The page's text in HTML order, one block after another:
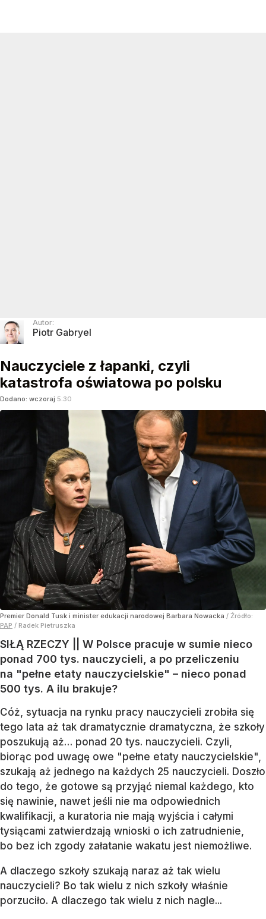
Autor:
Piotr Gabryel
Nauczyciele z łapanki, czyli
katastrofa oświatowa po polsku
Dodano: wczoraj 5:30
Premier Donald Tusk i minister edukacji narodowej Barbara Nowacka / Źródło:
PAP / Radek Pietruszka
SIŁĄ RZECZY || W Polsce pracuje w sumie nieco
ponad 700 tys. nauczycieli, a po przeliczeniu
na "pełne etaty nauczycielskie" – nieco ponad
500 tys. A ilu brakuje?
Cóż, sytuacja na rynku pracy nauczycieli zrobiła się
tego lata aż tak dramatycznie dramatyczna, że szkoły
poszukują aż… ponad 20 tys. nauczycieli. Czyli,
biorąc pod uwagę owe "pełne etaty nauczycielskie",
szukają aż jednego na każdych 25 nauczycieli. Doszło
do tego, że gotowe są przyjąć niemal każdego, kto
się nawinie, nawet jeśli nie ma odpowiednich
kwalifikacji, a kuratoria nie mają wyjścia i całymi
tysiącami zatwierdzają wnioski o ich zatrudnienie,
bo bez ich zgody załatanie wakatu jest niemożliwe.
A dlaczego szkoły szukają naraz aż tak wielu
nauczycieli? Bo tak wielu z nich szkoły właśnie
porzuciło. A dlaczego tak wielu z nich nagle...